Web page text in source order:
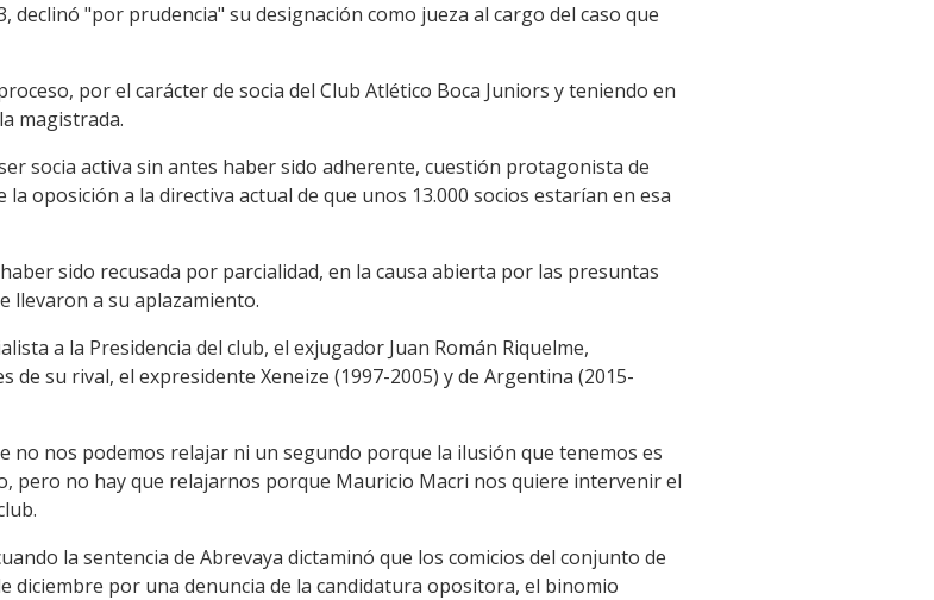
declinó "por prudencia" su designación como jueza al cargo del caso que
por el carácter de socia del Club Atlético Boca Juniors y teniendo en
magistrada.
socia activa sin antes haber sido adherente, cuestión protagonista de
oposición a la directiva actual de que unos 13.000 socios estarían en esa
sido recusada por parcialidad, en la causa abierta por las presuntas
llevaron a su aplazamiento.
a la Presidencia del club, el exjugador Juan Román Riquelme,
su rival, el expresidente Xeneize (1997-2005) y de Argentina (2015-
no nos podemos relajar ni un segundo porque la ilusión que tenemos es
pero no hay que relajarnos porque Mauricio Macri nos quiere intervenir el
la sentencia de Abrevaya dictaminó que los comicios del conjunto de
diciembre por una denuncia de la candidatura opositora, el binomio